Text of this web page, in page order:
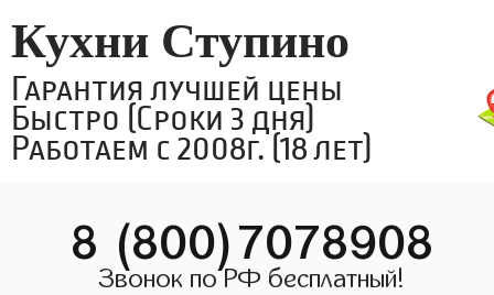
Кухни Ступино
Гарантия лучшей цены
Быстро (Сроки 3 дня)
Работаем с 2008г. (18 лет)
8 (800)7078908
Звонок по РФ бесплатный!